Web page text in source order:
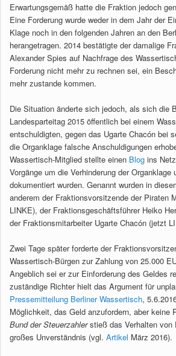
Erwartungsgemäß hatte die Fraktion jedoch
Eine Forderung wurde weder in dem Jahr der
Klage noch in den folgenden Jahren an den
herangetragen. 2014 bestätigte der damalige
Alexander Spies auf Nachfrage des
Forderung nicht mehr zu rechnen sei, ein
mehr zustande kommen.
Die Situation änderte sich jedoch, als sich die
Landesparteitag 2015 öffentlich bei einem
entschuldigten, gegen das Ugarte Chacón bei
die Organklage falsche Anschuldigungen
Wassertisch-Mitglied stellte einen Blog ins
Vorgänge um die Verhinderung der Organklage
dokumentiert wurden. Genannt wurden in
anderem der Fraktionsvorsitzende der Piraten
LINKE), der Fraktionsgeschäftsführer Heiko
der Fraktionsmitarbeiter Ugarte Chacón (jetzt
Zwei Tage später forderte der
Wassertisch-Bürgen zur Zahlung von 25.000
Angeblich sei er zur Einforderung des Geldes
zuständige Richter hielt das Argument für
Pressemitteilung Berliner Wassertisch,
Möglichkeit, das Geld anzufordern, aber keine
Bund der Steuerzahlerstieß das Verhalten von
großes Unverständnis (vgl. Artikel März 2016).